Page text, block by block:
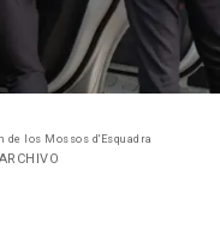
los Mossos d'Esquadra